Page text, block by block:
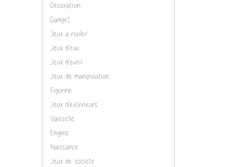
Decoration
Gadget
Jeux a rouler
Jeux d'eau
Jeux d'eveil
Jeux de manipulation
Figurine
Jeux d'exterieurs
Vaisselle
Engins
Naissance
Jeux de societe